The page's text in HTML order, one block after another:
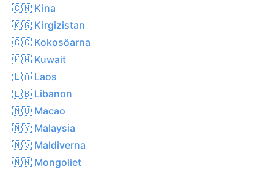
🇨🇳 Kina
🇰🇬 Kirgizistan
🇨🇨 Kokosöarna
🇰🇼 Kuwait
🇱🇦 Laos
🇱🇧 Libanon
🇲🇴 Macao
🇲🇾 Malaysia
🇲🇻 Maldiverna
🇲🇳 Mongoliet